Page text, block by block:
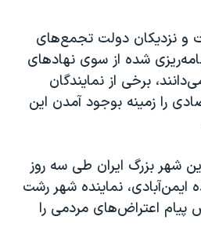
صلح
«سی‌پک»
و نزدیکان دولت تجمع‌های
شده از سوی نهادهای
برخی از نمایندگان
را زمینه بوجود آمدن این
شهر بزرگ ایران طی سه روز
ایمن‌آبادی، نماینده شهر رشت
اعتراض‌های مردمی را